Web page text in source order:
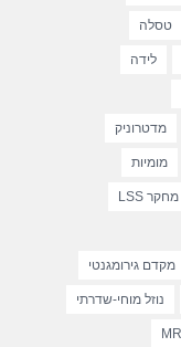
טסלה
לידה
מדטרוניק
מומיות
מחקר LSS
מקדם גירומגנטי
נוזל מוחי-שדרתי